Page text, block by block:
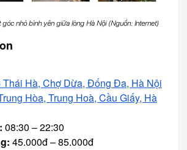
nhỏ bình yên giữa lòng Hà Nội (Nguồn: Internet)
Thái Hà, Chợ Dừa, Đống Đa, Hà Nội
Hòa, Trung Hoà, Cầu Giấy, Hà
08:30 – 22:30
45.000đ – 85.000đ